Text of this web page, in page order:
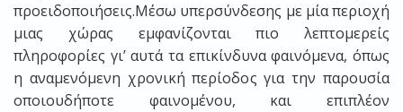
προειδοποιήσεις.Μέσω υπερσύνδεσης με μία περιοχή
μιας χώρας εμφανίζονται πιο λεπτομερείς
πληροφορίες γι’ αυτά τα επικίνδυνα φαινόμενα, όπως
η αναμενόμενη χρονική περίοδος για την παρουσία
οποιουδήποτε φαινομένου, και επιπλέον